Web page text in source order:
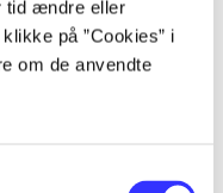
tid ændre eller
på ”Cookies” i
om de anvendte
udgivelser